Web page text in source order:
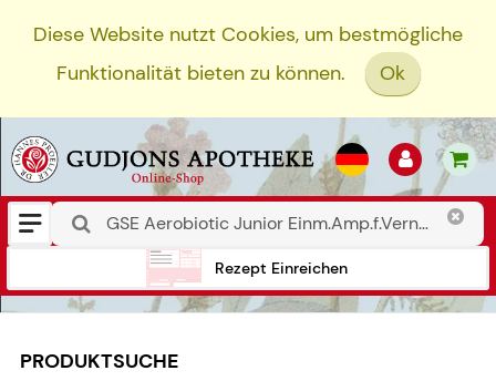
Diese Website nutzt Cookies, um bestmögliche
Funktionalität bieten zu können.
Ok
Rezept Einreichen
PRODUKTSUCHE